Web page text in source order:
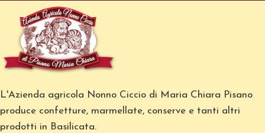
L'Azienda agricola Nonno Ciccio di Maria Chiara Pisano
produce confetture, marmellate, conserve e tanti altri
prodotti in Basilicata.